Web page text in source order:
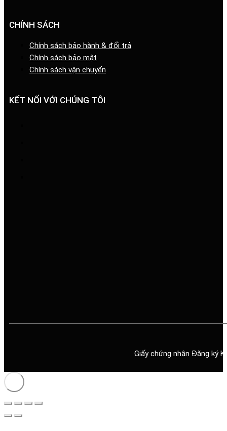
CHÍNH SÁCH
Chính sách bảo hành & đổi trả
Chính sách bảo mật
Chính sách vận chuyển
KẾT NỐI VỚI CHÚNG TÔI
Giấy chứng nhận Đăng ký